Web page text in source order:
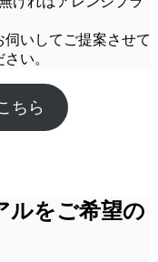
いしてご提案させて
さい。
ちら
ルをご希望の